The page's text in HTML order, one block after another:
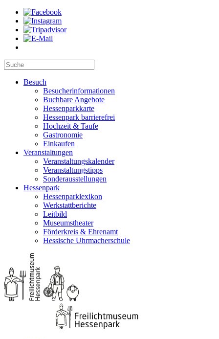
Besuch
Besucherinformationen
Buchbare Angebote
Hessenparkkarte
Hessenpark barrierefrei
Hochzeit & Taufe
Gastronomie
Einkaufen
Veranstaltungen
Veranstaltungskalender
Veranstaltungstipps
Sonderausstellungen
Hessenpark
Hessenparklexikon
Werkstattberichte
Leitbild
Museumstheater
Förderkreis & Ehrenamt
Hessische Uhrmacherschule